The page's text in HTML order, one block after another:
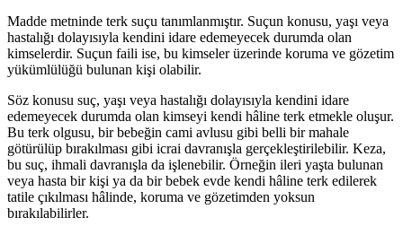
Madde metninde terk suçu tanımlanmıştır. Suçun konusu, yaşı veya
hastalığı dolayısıyla kendini idare edemeyecek durumda olan
kimselerdir. Suçun faili ise, bu kimseler üzerinde koruma ve gözetim
yükümlülüğü bulunan kişi olabilir.
Söz konusu suç, yaşı veya hastalığı dolayısıyla kendini idare
edemeyecek durumda olan kimseyi kendi hâline terk etmekle oluşur.
Bu terk olgusu, bir bebeğin cami avlusu gibi belli bir mahale
götürülüp bırakılması gibi icrai davranışla gerçekleştirilebilir. Keza,
bu suç, ihmali davranışla da işlenebilir. Örneğin ileri yaşta bulunan
veya hasta bir kişi ya da bir bebek evde kendi hâline terk edilerek
tatile çıkılması hâlinde, koruma ve gözetimden yoksun
bırakılabilirler.